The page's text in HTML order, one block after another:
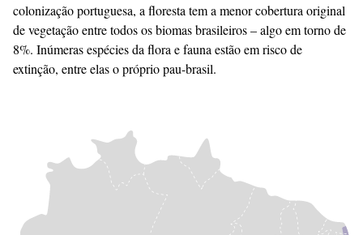
colonização portuguesa, a floresta tem a menor cobertura original
de vegetação entre todos os biomas brasileiros – algo em torno de
8%. Inúmeras espécies da flora e fauna estão em risco de
extinção, entre elas o próprio pau-brasil.